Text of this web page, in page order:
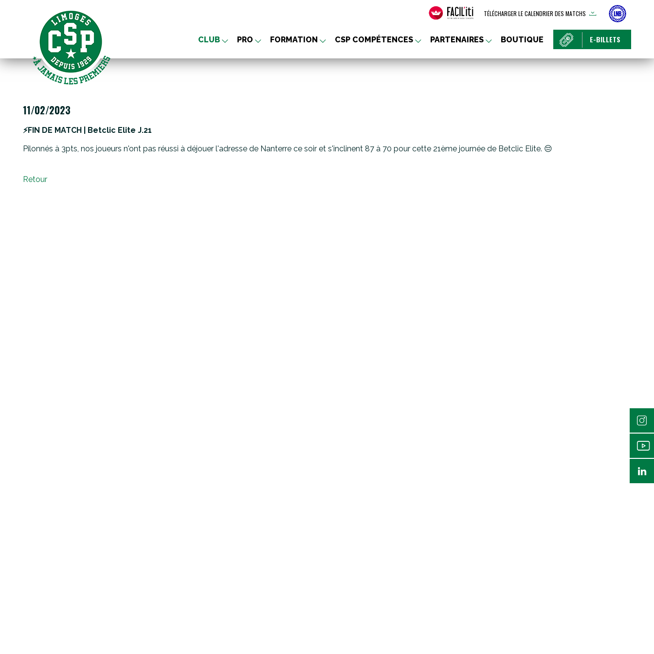
TÉLÉCHARGER LE CALENDRIER DES MATCHS
E-BILLETS
auCLUB PRO FORMATION CSP COMPÉTENCES PARTENAIRES BOUTIQUE
11/02/2023
⚡️FIN DE MATCH | Betclic Elite J.21
Pilonnés à 3pts, nos joueurs n'ont pas réussi à déjouer l'adresse de Nanterre ce soir et s'inclinent 87 à 70 pour cette 21ème journée de Betclic Elite. 😔
Retour